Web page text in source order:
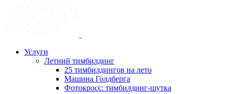
Услуги
Летний тимбилдинг
25 тимбилдингов на лето
Машина Голдберга
Фотокросс: тимбилдинг-шутка